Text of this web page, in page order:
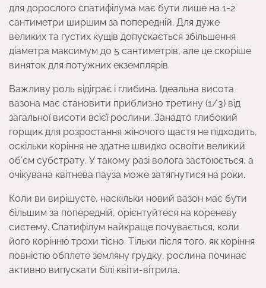
для дорослого спатифілума має бути лише на 1-2
сантиметри ширшим за попередній. Для дуже
великих та густих кущів допускається збільшення
діаметра максимум до 5 сантиметрів, але це скоріше
виняток для потужних екземплярів.
Важливу роль відіграє і глибина. Ідеальна висота
вазона має становити приблизно третину (1/3) від
загальної висоти всієї рослини. Занадто глибокий
горщик для розростання жіночого щастя не підходить,
оскільки коріння не здатне швидко освоїти великий
об’єм субстрату. У такому разі волога застоюється, а
очікувана квітнева пауза може затягнутися на роки.
Коли ви вирішуєте, наскільки новий вазон має бути
більшим за попередній, орієнтуйтеся на кореневу
систему. Спатифілум найкраще почувається, коли
його корінню трохи тісно. Тільки після того, як коріння
повністю обплете земляну грудку, рослина починає
активно випускати білі квіти-вітрила.